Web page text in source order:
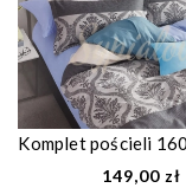
149,00 zł